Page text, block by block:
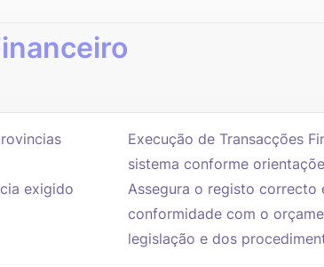
exigido
Execução de Transacções
sistema conforme
Assegura o registo correcto
conformidade com o
legislação e dos